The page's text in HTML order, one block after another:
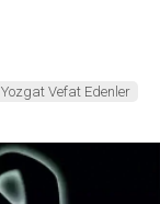
Yozgat Vefat Edenler